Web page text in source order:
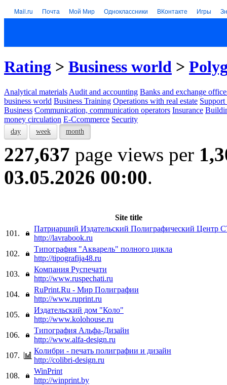
Mail.ru Почта Мой Мир Одноклассники ВКонтакте Игры
Rating > Business world >
Analytical materials Audit and accounting Banks and exchange
business world Business Training Operations with real estate Support
Business Communication, communication operators Insurance
money circulation E-Ccommerce Security
day week month
227,637 page views per
03.05.2026 00:00.
Site title
101.
Патриарший Издательский Полиграфический Центр
http://lavrabook.ru
102.
Типография "Акварель" полного цикла
http://tipografija48.ru
103.
Компания Руспечати
http://www.ruspechati.ru
104.
RuPrint.Ru - Мир Полиграфии
http://www.ruprint.ru
105.
Издательский дом "Коло"
http://www.kolohouse.ru
106.
Типография Альфа-Дизайн
http://www.alfa-design.ru
107.
Колибри - печать полиграфии и дизайн
http://colibri-design.ru
108.
WinPrint
http://winprint.by